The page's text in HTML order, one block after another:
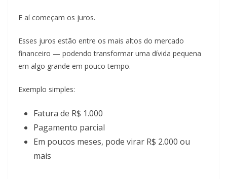
E aí começam os juros.
Esses juros estão entre os mais altos do mercado
financeiro — podendo transformar uma dívida pequena
em algo grande em pouco tempo.
Exemplo simples:
Fatura de R$ 1.000
Pagamento parcial
Em poucos meses, pode virar R$ 2.000 ou
mais